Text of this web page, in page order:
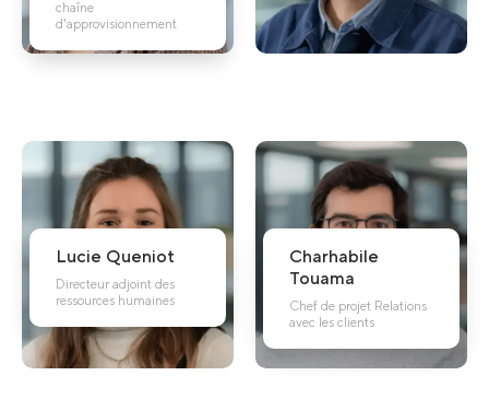
chaîne
d'approvisionnement
Lucie Queniot
Directeur adjoint des
ressources humaines
Charhabile
Touama
Chef de projet Relations
avec les clients